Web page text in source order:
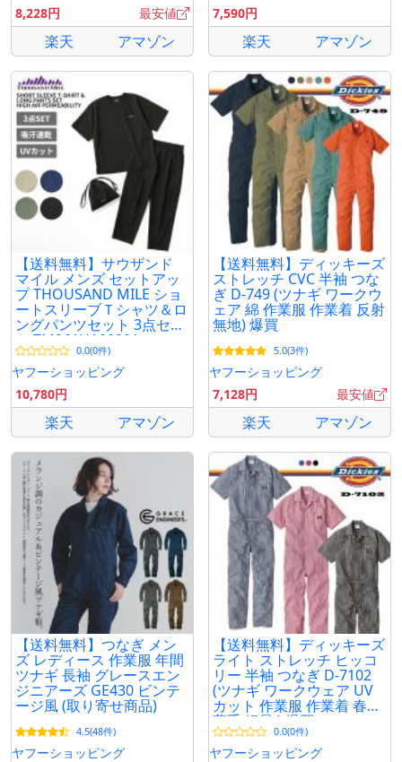
8,228円
最安値
楽天 アマゾン
7,590円
楽天 アマゾン
【送料無料】サウザンド
マイル メンズ セットアッ
プ THOUSAND MILE ショ
ートスリーブＴシャツ＆ロ
ングパンツセット 3点セッ
ト TM261HA00291
0.0(0件)
ヤフーショッピング
10,780円
楽天 アマゾン
【送料無料】ディッキーズ
ストレッチ CVC 半袖 つな
ぎ D-749 (ツナギ ワークウ
ェア 綿 作業服 作業着 反射
無地) 爆買
5.0(3件)
ヤフーショッピング
7,128円
最安値
楽天 アマゾン
【送料無料】つなぎ メン
ズ レディース 作業服 年間
ツナギ 長袖 グレースエン
ジニアーズ GE430 ビンテ
ージ風 (取り寄せ商品)
4.5(48件)
ヤフーショッピング
【送料無料】ディッキーズ
ライト ストレッチ ヒッコ
リー 半袖 つなぎ D-7102
(ツナギ ワークウェア UV
カット 作業服 作業着 春夏
薄手 軽量 ) 爆買
0.0(0件)
ヤフーショッピング